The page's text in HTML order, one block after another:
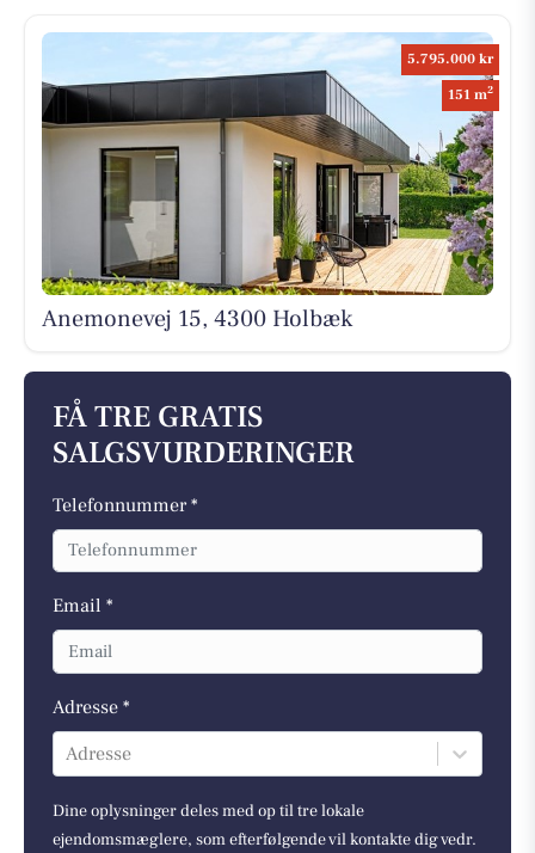
5.795.000 kr
151 m2
Anemonevej 15, 4300 Holbæk
FÅ TRE GRATIS
SALGSVURDERINGER
Telefonnummer *
Email *
Adresse *
Adresse
Dine oplysninger deles med op til tre lokale
ejendomsmæglere, som efterfølgende vil kontakte dig vedr.